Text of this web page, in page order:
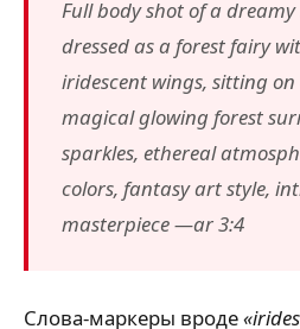
Full body shot of a
dressed as a forest fairy
iridescent wings, sitting
magical glowing forest
sparkles, ethereal
colors, fantasy art style,
masterpiece —ar 3:4
Слова-маркеры вроде